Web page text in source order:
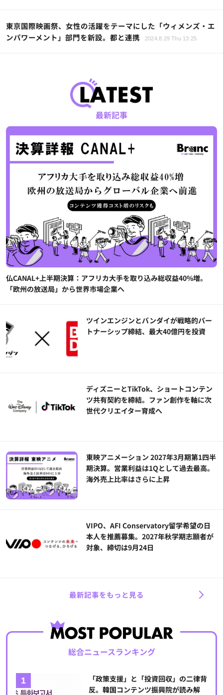
東京国際映画祭、女性の活躍をテーマにした「ウィメンズ・エ
ンパワーメント」部門を新設。都と連携
2024.8.29 Thu 13:25
最新記事
仏CANAL+上半期決算：アフリカ大手を取り込み総収益40%増。
「欧州の放送局」から世界市場企業へ
ツインエンジンとバンダイが戦略的パー
トナーシップ締結、最大40億円を投資
ディズニーとTikTok、ショートコンテン
ツ共有契約を締結。ファン創作を軸に次
世代クリエイター育成へ
東映アニメーション 2027年3月期第1四半
期決算。営業利益は1Qとして過去最高。
海外売上比率はさらに上昇
VIPO、AFI Conservatory留学希望の日
本人を推薦募集。2027年秋学期志願者が
対象、締切は9月24日
最新記事をもっと見る
総合ニュースランキング
「政策支援」と「投資回収」の二律背
反。韓国コンテンツ振興院が読み解